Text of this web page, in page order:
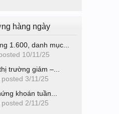
hàng ngày
1.600, danh mục...
10/11/25
trường giảm –...
posted 3/11/25
khoán tuần...
posted 2/11/25